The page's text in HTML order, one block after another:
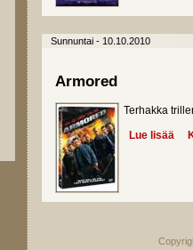
Sunnuntai - 10.10.2010
Armored
Terhakka
Lue lisää